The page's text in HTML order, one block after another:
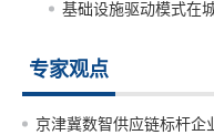
基础设施驱动模式在
专家观点
京津冀数智供应链标杆企